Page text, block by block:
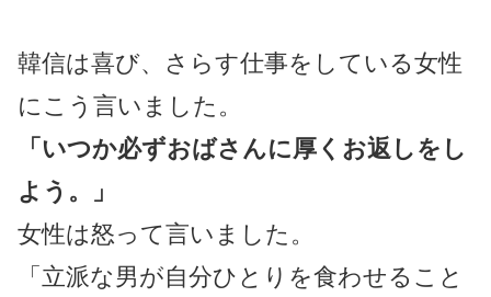
韓信は喜び、さらす仕事をしている女性
にこう言いました。
「いつか必ずおばさんに厚くお返しをし
よう。」
女性は怒って言いました。
「立派な男が自分ひとりを食わせること